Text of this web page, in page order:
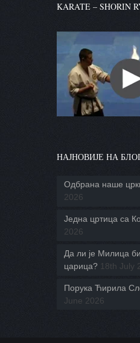
KARATE – SHORIN
НАЈНОВИЈЕ НА
Одбрана наше
2026
Једна цртица са
2026
Да ли је Милица
царица? 18th July
Порука Ћирила
June 2026